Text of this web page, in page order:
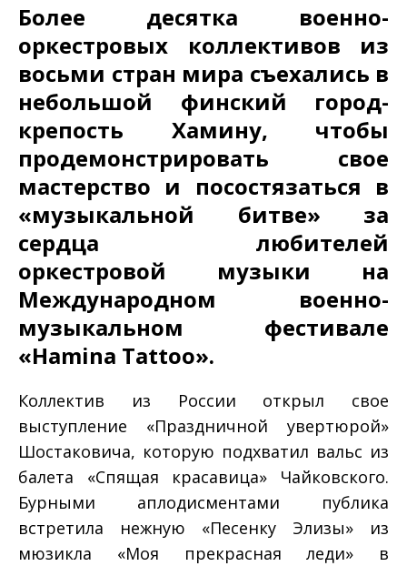
Более десятка военно-
оркестровых коллективов из
восьми стран мира съехались в
небольшой финский город-
крепость Хамину, чтобы
продемонстрировать свое
мастерство и посостязаться в
«музыкальной битве» за
сердца любителей
оркестровой музыки на
Международном военно-
музыкальном фестивале
«Hamina Tattoo».
Коллектив из России открыл свое
выступление «Праздничной увертюрой»
Шостаковича, которую подхватил вальс из
балета «Спящая красавица» Чайковского.
Бурными аплодисментами публика
встретила нежную «Песенку Элизы» из
мюзикла «Моя прекрасная леди» в